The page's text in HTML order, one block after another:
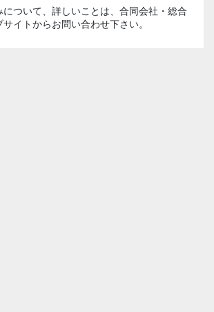
について、詳しいことは、合同会社・総合
サイトからお問い合わせ下さい。